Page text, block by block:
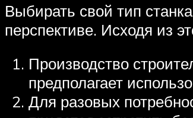
Выбирать свой тип
перспективе. Исходя из
Производство
предполагает
Для разовых